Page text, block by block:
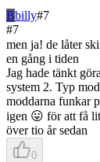
Bbilly#7
#7
men ja! de låter
en gång i tiden
Jag hade tänkt
system 2. Typ
moddarna funkar
igen 😛 för att få
över tio år sedan
0